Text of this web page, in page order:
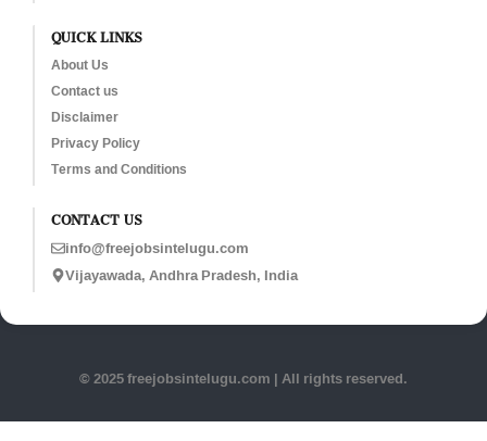
QUICK LINKS
About Us
Contact us
Disclaimer
Privacy Policy
Terms and Conditions
CONTACT US
info@freejobsintelugu.com
Vijayawada, Andhra Pradesh, India
© 2025 freejobsintelugu.com | All rights reserved.